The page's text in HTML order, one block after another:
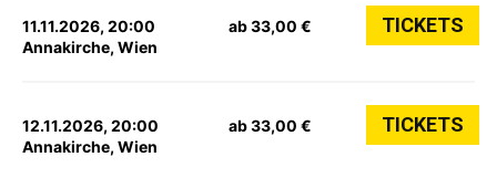
11.11.2026, 20:00
Annakirche, Wien
ab 33,00 € TICKETS
12.11.2026, 20:00
Annakirche, Wien
ab 33,00 € TICKETS